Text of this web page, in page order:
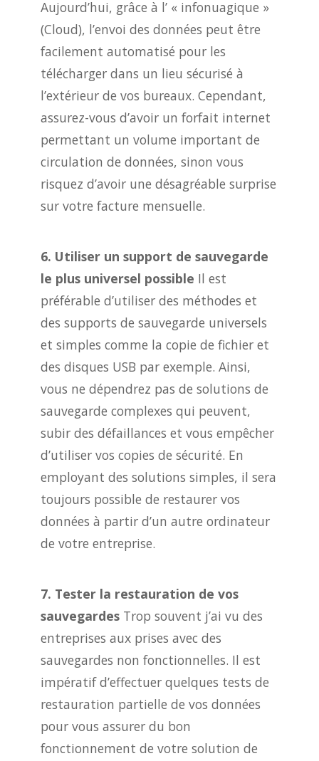
Aujourd’hui, grâce à l’ « infonuagique »
(Cloud), l’envoi des données peut être
facilement automatisé pour les
télécharger dans un lieu sécurisé à
l’extérieur de vos bureaux. Cependant,
assurez-vous d’avoir un forfait internet
permettant un volume important de
circulation de données, sinon vous
risquez d’avoir une désagréable surprise
sur votre facture mensuelle.
6. Utiliser un support de sauvegarde
le plus universel possible Il est
préférable d’utiliser des méthodes et
des supports de sauvegarde universels
et simples comme la copie de fichier et
des disques USB par exemple. Ainsi,
vous ne dépendrez pas de solutions de
sauvegarde complexes qui peuvent,
subir des défaillances et vous empêcher
d’utiliser vos copies de sécurité. En
employant des solutions simples, il sera
toujours possible de restaurer vos
données à partir d’un autre ordinateur
de votre entreprise.
7. Tester la restauration de vos
sauvegardesTrop souvent j’ai vu des
entreprises aux prises avec des
sauvegardes non fonctionnelles. Il est
impératif d’effectuer quelques tests de
restauration partielle de vos données
pour vous assurer du bon
fonctionnement de votre solution de